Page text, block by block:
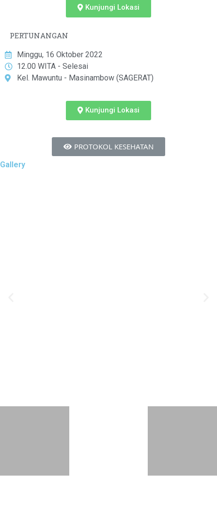
Kunjungi Lokasi
PERTUNANGAN
Minggu, 16 Oktober 2022
12.00 WITA - Selesai
Kel. Mawuntu - Masinambow (SAGERAT)
Kunjungi Lokasi
PROTOKOL KESEHATAN
Gallery